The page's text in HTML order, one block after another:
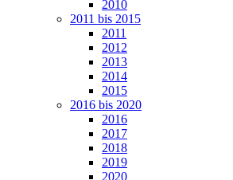
2010
2011 bis 2015
2011
2012
2013
2014
2015
2016 bis 2020
2016
2017
2018
2019
2020